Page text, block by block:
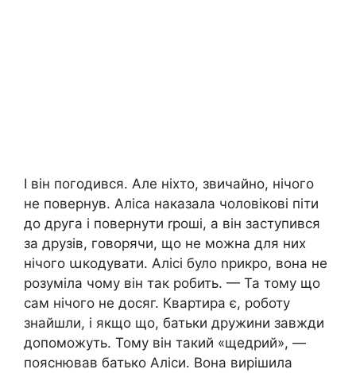
І він погодився. Але ніхто, звичайно, нічого
не повернув. Аліса наказала чоловікові піти
до друга і повернути rроші, а він заступився
за друзів, говорячи, що не можна для них
нічого աкодувати. Алісі було nрикро, вона не
розуміла чому він так робить. — Та тому що
сам нічого не досяг. Квартира є, роботу
знайшли, і якщо що, батьки дружини завжди
допоможуть. Тому він такий «щедрий», —
пояснював батько Аліси. Вона вирішила